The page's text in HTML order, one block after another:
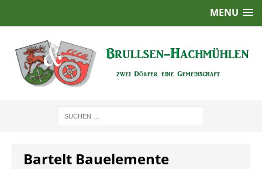
MENU
Bartelt Bauelemente